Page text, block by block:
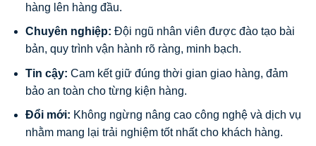
hàng lên hàng đầu.
Chuyên nghiệp: Đội ngũ nhân viên được đào tạo bài
bản, quy trình vận hành rõ ràng, minh bạch.
Tin cậy: Cam kết giữ đúng thời gian giao hàng, đảm
bảo an toàn cho từng kiện hàng.
Đổi mới: Không ngừng nâng cao công nghệ và dịch vụ
nhằm mang lại trải nghiệm tốt nhất cho khách hàng.